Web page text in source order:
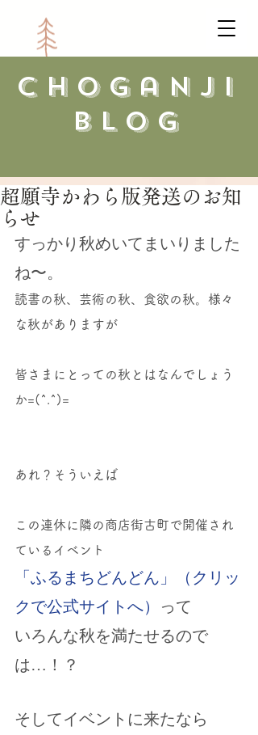
​choganji
blog
超願寺かわら版発送のお知
らせ
すっかり秋めいてまいりました
ね〜。
読書の秋、芸術の秋、食欲の秋。様々
な秋がありますが
皆さまにとっての秋とはなんでしょう
か=(^.^)=
あれ？そういえば
この連休に隣の商店街古町で開催され
ているイベント
「ふるまちどんどん」（クリッ
クで公式サイトへ）
って
いろんな秋を満たせるので
は…！？
そしてイベントに来たなら